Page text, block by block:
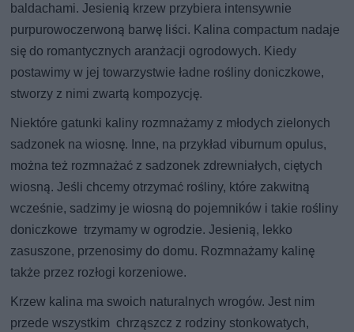
baldachami. Jesienią krzew przybiera intensywnie
purpurowoczerwoną barwę liści. Kalina compactum nadaje
się do romantycznych aranżacji ogrodowych. Kiedy
postawimy w jej towarzystwie ładne rośliny doniczkowe,
stworzy z nimi zwartą kompozycję.
Niektóre gatunki kaliny rozmnażamy z młodych zielonych
sadzonek na wiosnę. Inne, na przykład viburnum opulus,
można też rozmnażać z sadzonek zdrewniałych, ciętych
wiosną. Jeśli chcemy otrzymać rośliny, które zakwitną
wcześnie, sadzimy je wiosną do pojemników i takie rośliny
doniczkowe trzymamy w ogrodzie. Jesienią, lekko
zasuszone, przenosimy do domu. Rozmnażamy kalinę
także przez rozłogi korzeniowe.
Krzew kalina ma swoich naturalnych wrogów. Jest nim
przede wszystkim chrząszcz z rodziny stonkowatych,